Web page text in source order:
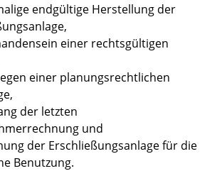
endgültige Herstellung der
einer rechtsgültigen
einer planungsrechtlichen
der letzten
und
der Erschließungsanlage für die
Benutzung.